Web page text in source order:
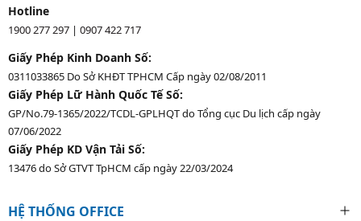
Hotline
1900 277 297 | 0907 422 717
Giấy Phép Kinh Doanh Số:
0311033865 Do Sở KHĐT TPHCM Cấp ngày 02/08/2011
Giấy Phép Lữ Hành Quốc Tế Số:
GP/No.79-1365/2022/TCDL-GPLHQT do Tổng cục Du lịch cấp ngày
07/06/2022
Giấy Phép KD Vận Tải Số:
13476 do Sở GTVT TpHCM cấp ngày 22/03/2024
HỆ THỐNG OFFICE